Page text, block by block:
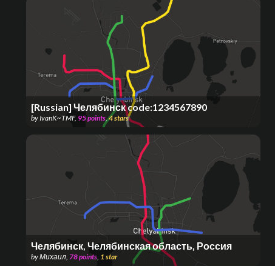
[Russian] Челябинск code:1234567890
byIvanK~TMF, 95points,4stars
Челябинск, Челябинская область, Россия
byМихаил, 78points, 1star